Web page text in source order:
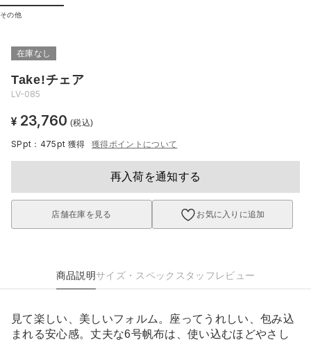
その他
在庫なし
Take!チェア
LV-085
¥ 23,760 (税込)
SPpt：475pt 獲得 獲得ポイントについて
再入荷を通知する
店舗在庫を見る お気に入りに追加
商品説明サイズ・スペック スタッフレビュー
見て楽しい、美しいフォルム。座ってうれしい、包み込
まれる安心感。丈夫な6号帆布は、使い込むほどやさし